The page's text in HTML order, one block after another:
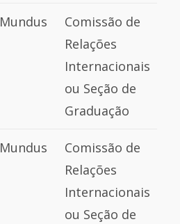
Mundus
Comissão de
Relações
Internacionais
ou Seção de
Graduação
Mundus
Comissão de
Relações
Internacionais
ou Seção de